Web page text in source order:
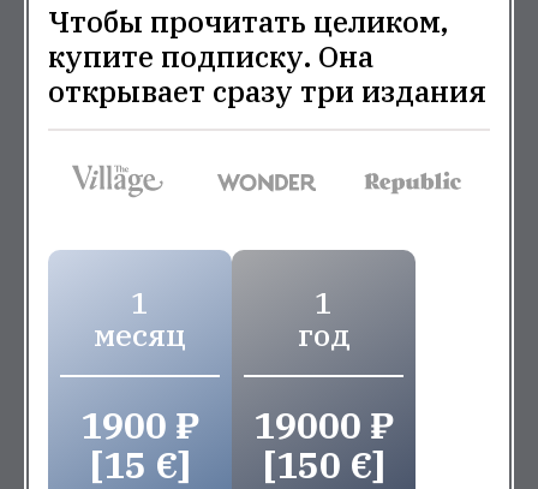
Чтобы прочитать целиком,
купите подписку. Она
открывает сразу три издания
1
месяц
1900 ₽
[15 €]
1
год
19000 ₽
[150 €]